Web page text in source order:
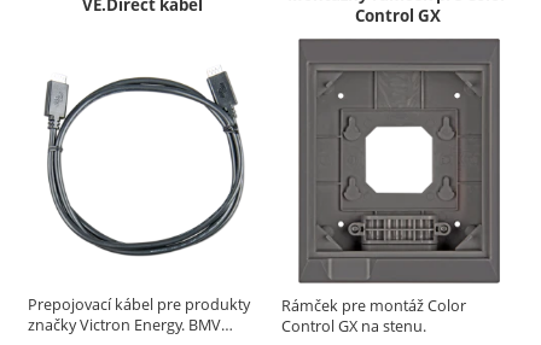
VE.Direct kábel
Prepojovací kábel pre produkty
značky Victron Energy. BMV…
Control GX
Rámček pre montáž Color
Control GX na stenu.